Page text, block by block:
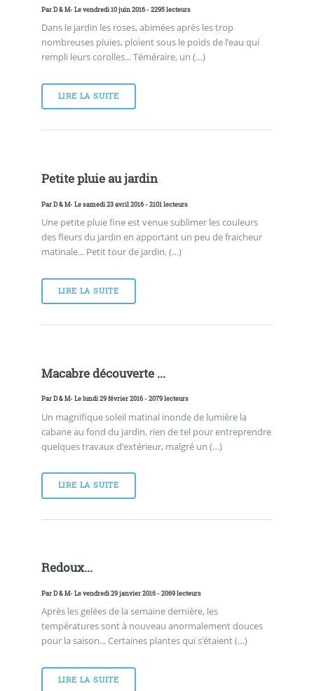
ParD & M- Le vendredi 10 juin 2016 - 2295 lecteurs
Dans le jardin les roses, abimées après les trop
nombreuses pluies, ploient sous le poids de l’eau qui
rempli leurs corolles... Téméraire, un (…)
LIRE LA SUITE
Petite pluie au jardin
ParD & M- Le samedi 23 avril 2016 - 2101 lecteurs
Une petite pluie fine est venue sublimer les couleurs
des fleurs du jardin en apportant un peu de fraicheur
matinale... Petit tour de jardin, (…)
LIRE LA SUITE
Macabre découverte ...
ParD & M- Le lundi 29 février 2016 - 2079 lecteurs
Un magnifique soleil matinal inonde de lumière la
cabane au fond du jardin, rien de tel pour entreprendre
quelques travaux d’extérieur, malgré un (…)
LIRE LA SUITE
Redoux...
ParD & M- Le vendredi 29 janvier 2016 - 2069 lecteurs
Après les gelées de la semaine dernière, les
températures sont à nouveau anormalement douces
pour la saison... Certaines plantes qui s’étaient (…)
LIRE LA SUITE